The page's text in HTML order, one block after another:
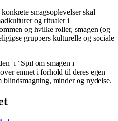
smagsoplevelser skal
og ritualer i
og hvilke roller, smagen (og
gruppers kulturelle og sociale
i "Spil om smagen i
emnet i forhold til deres egen
minder og nydelse.